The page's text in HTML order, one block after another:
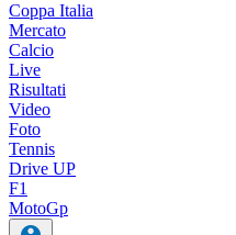
Coppa Italia
Mercato
Calcio
Live
Risultati
Video
Foto
Tennis
Drive UP
F1
MotoGp